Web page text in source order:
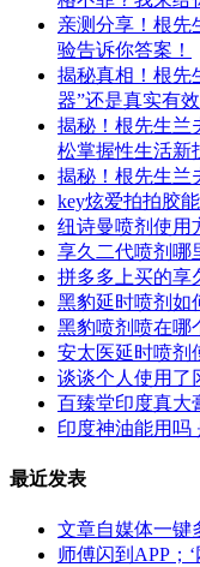
亲测分享！根先
验告诉你答案！
揭秘真相！根先
器”还是真实有效
揭秘！根先生兰
松掌握性生活新
揭秘！根先生兰
key炫爱拍拍胶
纽诗曼喷剂使用
享久二代喷剂哪
拼多多上买的享
黑豹延时喷剂如
黑豹喷剂喷在哪
安太医延时喷剂
谈谈个人使用了
百臻堂印度真大
印度神油能用吗
最近发表
文章自媒体一键
师傅闪到APP；